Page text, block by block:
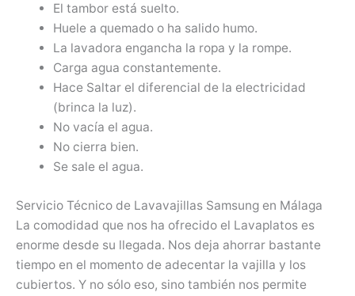
El tambor está suelto.
Huele a quemado o ha salido humo.
La lavadora engancha la ropa y la rompe.
Carga agua constantemente.
Hace Saltar el diferencial de la electricidad
(brinca la luz).
No vacía el agua.
No cierra bien.
Se sale el agua.
Servicio Técnico de Lavavajillas Samsung en Málaga
La comodidad que nos ha ofrecido el Lavaplatos es
enorme desde su llegada. Nos deja ahorrar bastante
tiempo en el momento de adecentar la vajilla y los
cubiertos. Y no sólo eso, sino también nos permite